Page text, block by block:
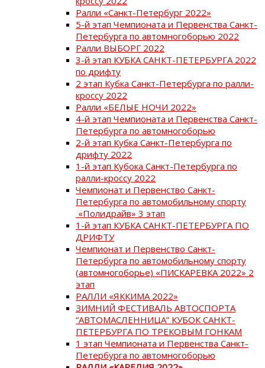
Ралли «Санкт-Петербург 2022»
5-й этап Чемпионата и Первенства Санкт-
Петербурга по автомногоборью 2022
Ралли ВЫБОРГ 2022
3-й этап КУБКА САНКТ-ПЕТЕРБУРГА 2022
по дрифту
2 этап Кубка Санкт-Петербурга по ралли-
кроссу 2022
Ралли «БЕЛЫЕ НОЧИ 2022»
4-й этап Чемпионата и Первенства Санкт-
Петербурга по автомногоборью
2-й этап Кубка Санкт-Петербурга по
дрифту 2022
1-й этап Кубока Санкт-Петербурга по
ралли-кроссу 2022
Чемпионат и Первенство Санкт-
Петербурга по автомобильному спорту
«Полидрайв» 3 этап
1-й этап КУБКА САНКТ-ПЕТЕРБУРГА ПО
ДРИФТУ
Чемпионат и Первенство Санкт-
Петербурга по автомобильному спорту
(автомногоборье) «ПИСКАРЕВКА 2022» 2
этап
РАЛЛИ «ЯККИМА 2022»
ЗИМНИЙ ФЕСТИВАЛЬ АВТОСПОРТА
“АВТОМАСЛЕННИЦА” КУБОК САНКТ-
ПЕТЕРБУРГА ПО ТРЕКОВЫМ ГОНКАМ
1 этап Чемпионата и Первенства Санкт-
Петербурга по автомногоборью